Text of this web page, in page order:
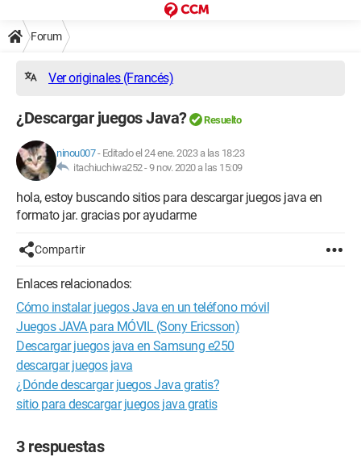
Forum
Ver originales (Francés)
¿Descargar juegos Java? Resuelto
ninou007- Editado el 24 ene. 2023 a las 18:23
itachiuchiwa252 -9 nov. 2020 a las 15:09
hola, estoy buscando sitios para descargar juegos java en
formato jar. gracias por ayudarme
Compartir
Enlaces relacionados:
Cómo instalar juegos Java en un teléfono móvil
Juegos JAVA para MÓVIL (Sony Ericsson)
Descargar juegos java en Samsung e250
descargar juegos java
¿Dónde descargar juegos Java gratis?
sitio para descargar juegos java gratis
3 respuestas